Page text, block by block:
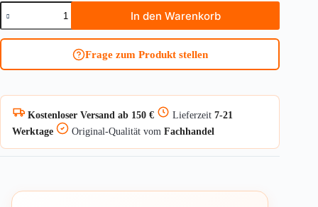
Doppelzylinder
BKS
janus8000
mit
Not-
Menge
In den Warenkorb
Frage zum Produkt stellen
Kostenloser Versand ab 150 € Lieferzeit 7-21
Werktage
Original-Qualität vom Fachhandel